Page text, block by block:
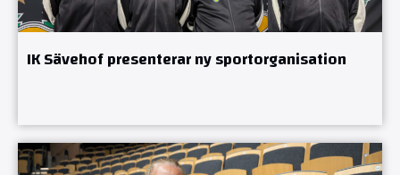
IK Sävehof presenterar ny sportorganisation